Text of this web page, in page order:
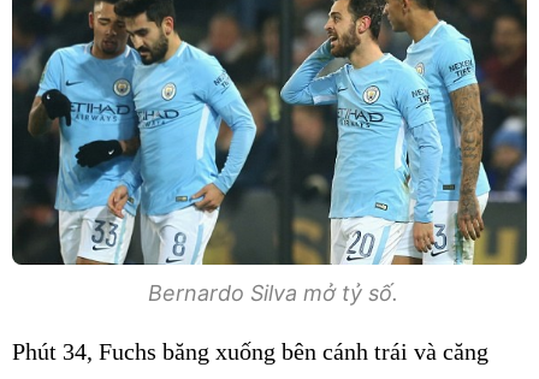
Bernardo Silva mở tỷ số.
Phút 34, Fuchs băng xuống bên cánh trái và căng